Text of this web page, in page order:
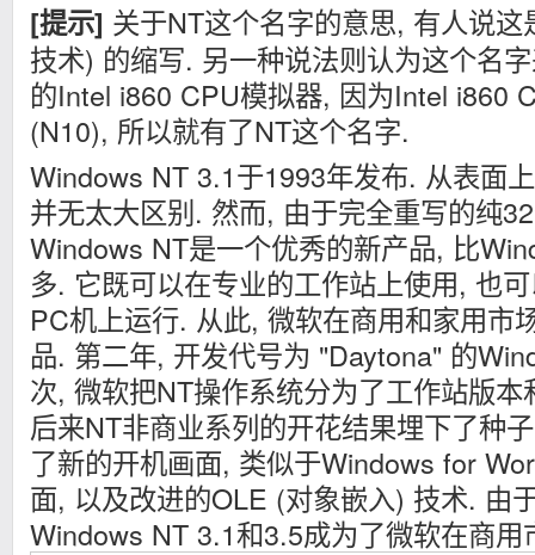
[提示] 关于NT这个名字的意思, 有人说
技术) 的缩写. 另一种说法则认为这个名
的Intel i860 CPU模拟器, 因为Intel i860
(N10), 所以就有了NT这个名字.
Windows NT 3.1于1993年发布. 从表面
并无太大区别. 然而, 由于完全重写的纯
Windows NT是一个优秀的新产品, 比
多. 它既可以在专业的工作站上使用, 也
PC机上运行. 从此, 微软在商用和家用市
品. 第二年, 开发代号为 "Daytona" 的
次, 微软把NT操作系统分为了工作站版
后来NT非商业系列的开花结果埋下了种
了新的开机画面, 类似于Windows for
面, 以及改进的OLE (对象嵌入) 技术. 由
Windows NT 3.1和3.5成为了微软在商用